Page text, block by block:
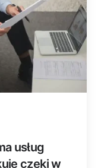
usług
czeki w